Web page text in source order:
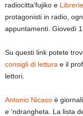
radiocitta’fujiko e
protagonisti in radio,
appuntamenti. Giovedì
Su questi link potete
consigli di lettura e il
lettori.
Antonio Nicaso è
e ‘ndrangheta. La lista